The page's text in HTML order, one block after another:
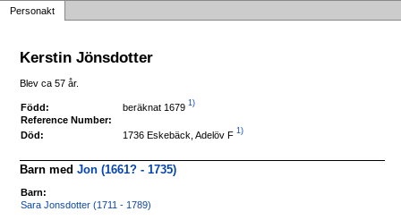
Personakt
Kerstin Jönsdotter
Blev ca 57 år.
Född: beräknat 1679 1)
Reference Number:
Död:
1736 Eskebäck, Adelöv F 1)
Barn medJon (1661? - 1735)
Barn:
Sara Jonsdotter (1711 - 1789)